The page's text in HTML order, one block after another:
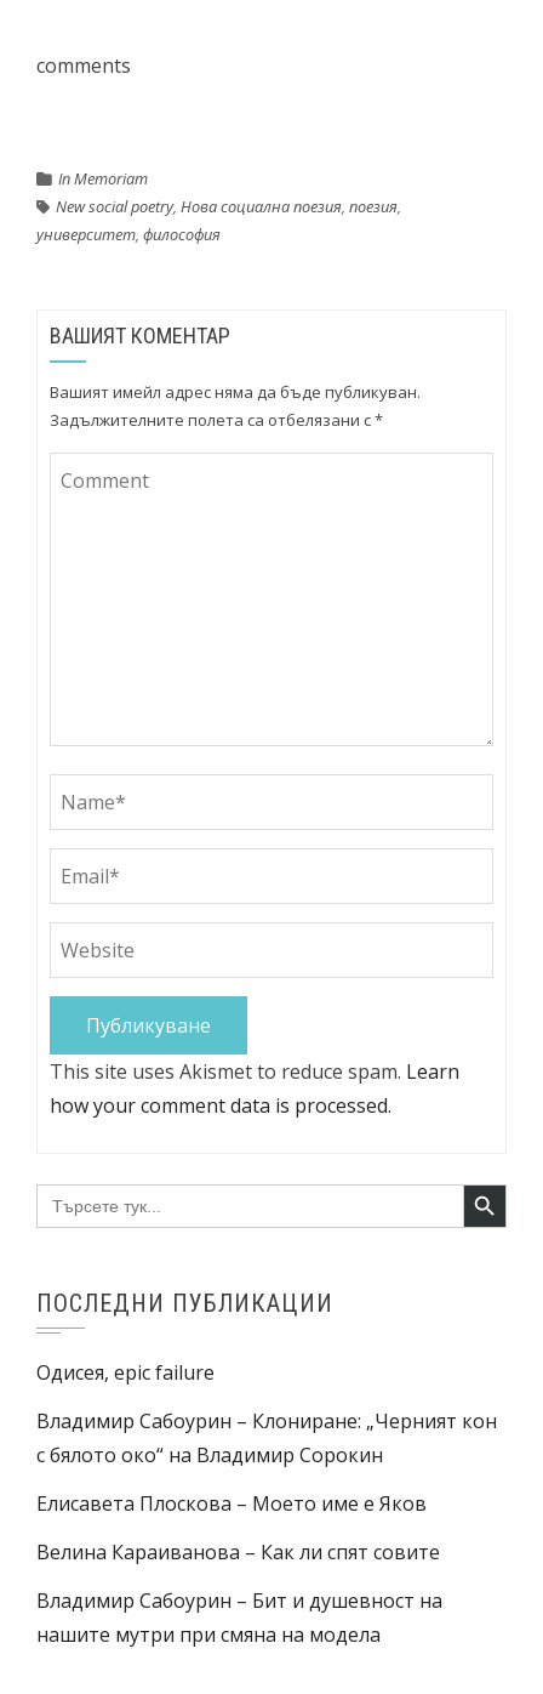
comments
In Memoriam
New social poetry, Нова социална поезия, поезия,
университет, философия
ВАШИЯТ КОМЕНТАР
Вашият имейл адрес няма да бъде публикуван.
Задължителните полета са отбелязани с*
This site uses Akismet to reduce spam. Learn
how your comment data is processed.
Search
for:
Search Button
ПОСЛЕДНИ ПУБЛИКАЦИИ
Одисея, epic failure
Владимир Сабоурин – Клониране: „Черният кон
с бялото око“ на Владимир Сорокин
Елисавета Плоскова – Моето име е Яков
Велина Караиванова – Как ли спят совите
Владимир Сабоурин – Бит и душевност на
нашите мутри при смяна на модела